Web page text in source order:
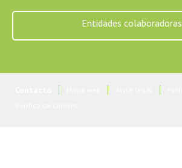
Entidades colaboradoras